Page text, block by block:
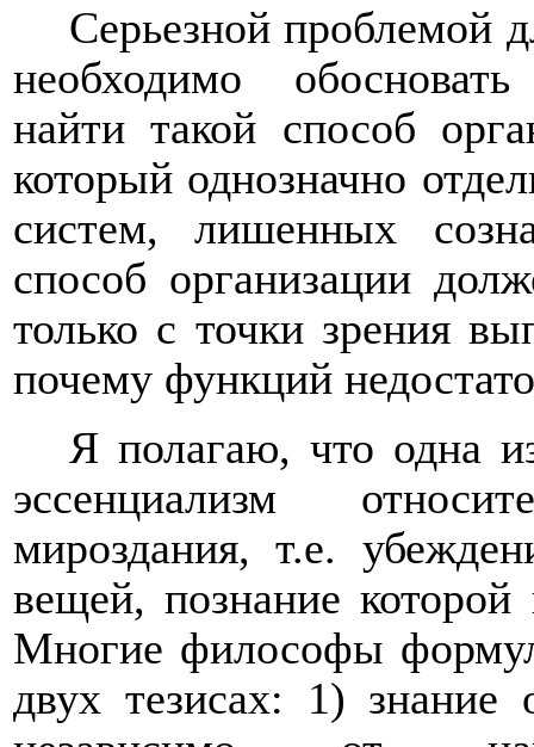
Серьезной проблемой
необходимо
найти такой способ
который однозначно
систем, лишенных
способ организации
только с точки зрения
почему функций
Я полагаю, что одна
эссенциализм
мироздания, т.е.
вещей, познание
Многие философы
двух тезисах: 1)